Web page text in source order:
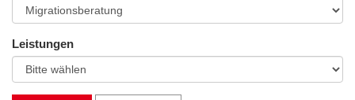
Leistungen